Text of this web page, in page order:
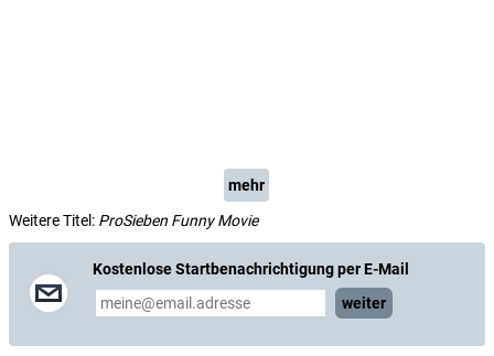
mehr
Weitere Titel: ProSieben Funny Movie
Kostenlose Startbenachrichtigung per E-Mail
weiter